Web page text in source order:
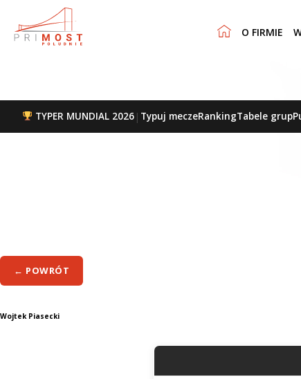
O FIRMIE
TYPER MUNDIAL 2026 | Typuj meczeRankingTabele grup
← POWRÓT
Wojtek Piasecki